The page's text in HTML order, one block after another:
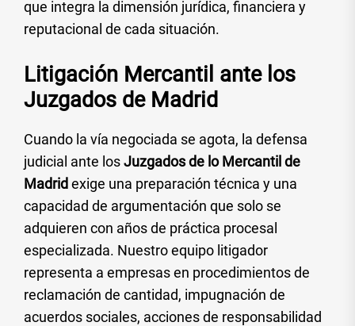
que integra la dimensión jurídica, financiera y
reputacional de cada situación.
Litigación Mercantil ante los
Juzgados de Madrid
Cuando la vía negociada se agota, la defensa
judicial ante losJuzgados de lo Mercantil de
Madrid exige una preparación técnica y una
capacidad de argumentación que solo se
adquieren con años de práctica procesal
especializada. Nuestro equipo litigador
representa a empresas en procedimientos de
reclamación de cantidad, impugnación de
acuerdos sociales, acciones de responsabilidad